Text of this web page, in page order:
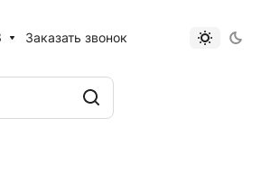
Заказать звонок